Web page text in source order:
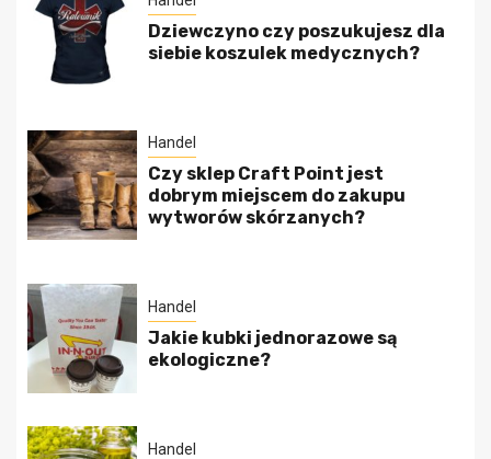
Dziewczyno czy poszukujesz dla
siebie koszulek medycznych?
Handel
Czy sklep Craft Point jest
dobrym miejscem do zakupu
wytworów skórzanych?
Handel
Jakie kubki jednorazowe są
ekologiczne?
Handel